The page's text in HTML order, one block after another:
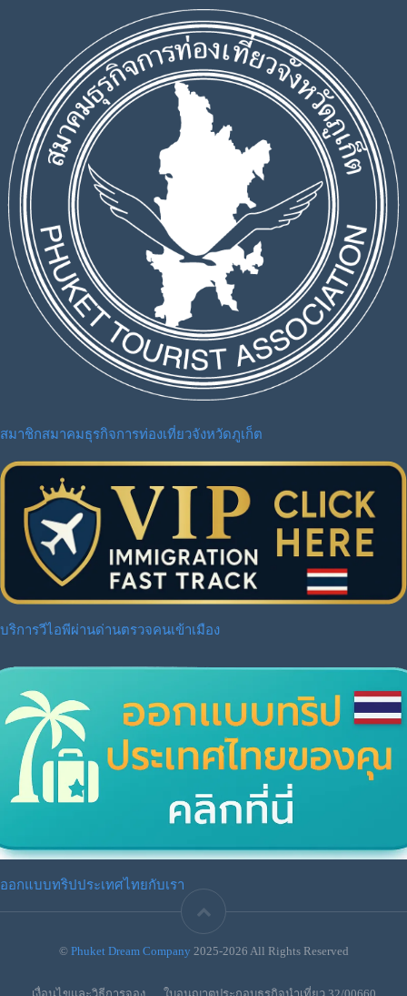
สมาชิกสมาคมธุรกิจการท่องเที่ยวจังหวัดภูเก็ต
บริการวีไอพีผ่านด่านตรวจคนเข้าเมือง
ออกแบบทริปประเทศไทยกับเรา
© Phuket Dream Company 2025-2026 All Rights Reserved